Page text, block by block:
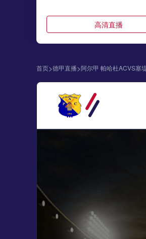
高清直播
首页>德甲直播>阿尔甲 帕哈杜ACVS塞